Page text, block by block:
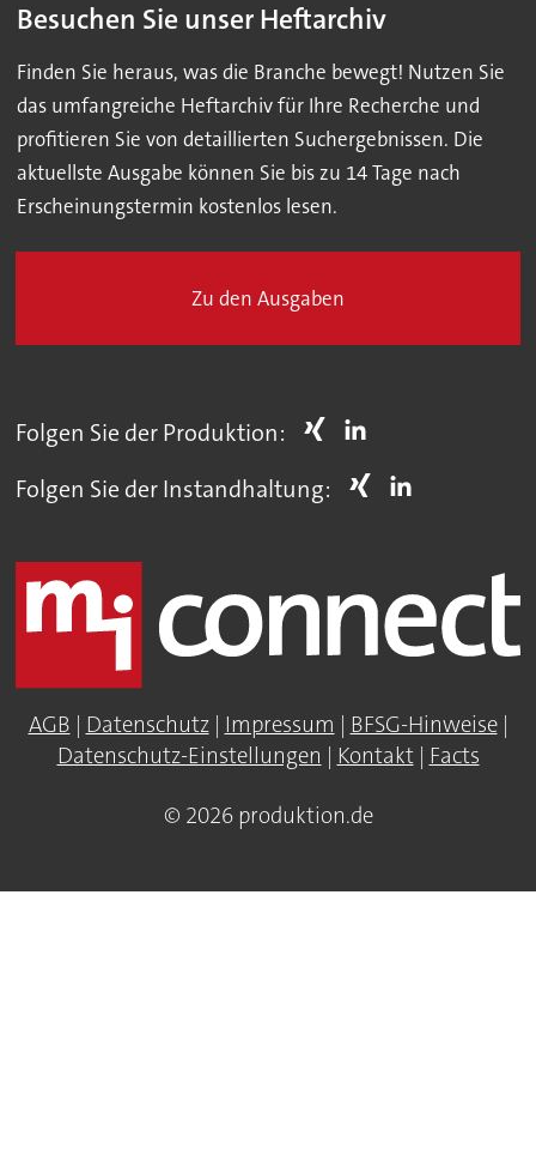
Besuchen Sie unser Heftarchiv
Finden Sie heraus, was die Branche bewegt! Nutzen Sie
das umfangreiche Heftarchiv für Ihre Recherche und
profitieren Sie von detaillierten Suchergebnissen. Die
aktuellste Ausgabe können Sie bis zu 14 Tage nach
Erscheinungstermin kostenlos lesen.
Zu den Ausgaben
Folgen Sie der Produktion:
Folgen Sie der Instandhaltung:
AGB | Datenschutz| Impressum | BFSG-Hinweise|
Datenschutz-Einstellungen | Kontakt| Facts
© 2026 produktion.de